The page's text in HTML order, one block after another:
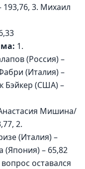
193,76, 3. Михаил
1.
(Россия) –
(Италия) –
Бэйкер (США) –
Мишина/
2.
(Италия) –
(Япония) – 65,82
оставался